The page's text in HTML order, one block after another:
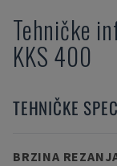
Tehničke
KKS 400
TEHNIČKE
BRZINA